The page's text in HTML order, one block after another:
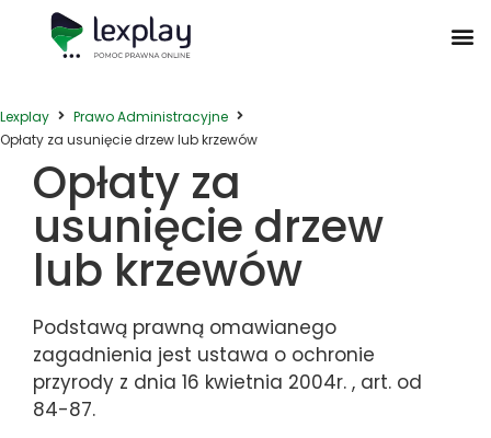
Lexplay
Prawo Administracyjne
Opłaty za usunięcie drzew lub krzewów
Opłaty za
usunięcie drzew
lub krzewów
Podstawą prawną omawianego
zagadnienia jest ustawa o ochronie
przyrody z dnia 16 kwietnia 2004r. , art. od
84-87.